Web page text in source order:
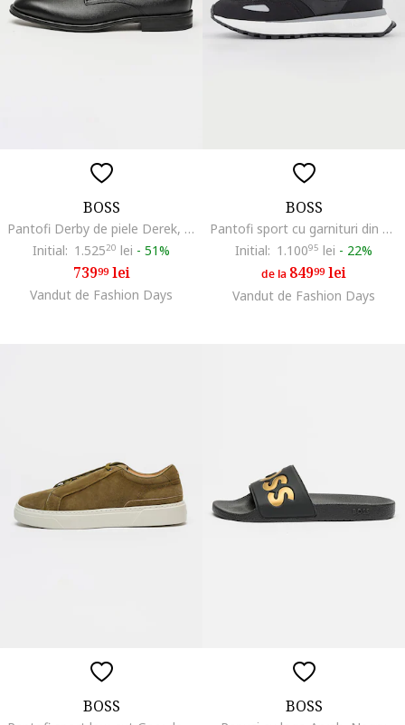
BOSS
Pantofi Derby de piele Derek, Negru
Initial: 1.52520 lei - 51%
73999lei
Vandut de Fashion Days
BOSS
Pantofi sport cu garnituri din piele ecologica, Negru
Initial: 1.10095 lei - 22%
de la 84999lei
Vandut de Fashion Days
BOSS BOSS